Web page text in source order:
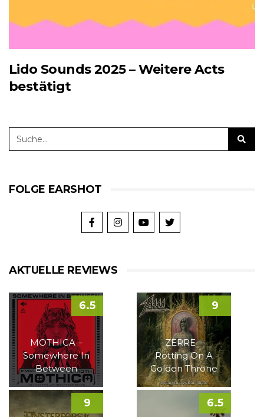
Lido Sounds 2025 – Weitere Acts
bestätigt
FOLGE EARSHOT
AKTUELLE REVIEWS
MOTHICA –
Somewhere In
Between
6.5
ZERRE –
Rotting On A
Golden Throne
9
9 6.5